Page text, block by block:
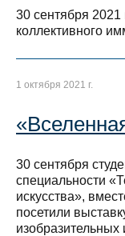
30 сентября
коллективного
1 октября 2021 г.
30 сентября
специальности
искусства»,
посетили
изобразительных